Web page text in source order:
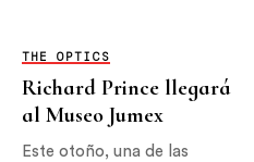
THE OPTICS
Richard Prince llegará
al Museo Jumex
Este otoño, una de las